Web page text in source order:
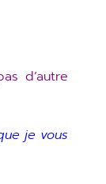
d’autre
je vous